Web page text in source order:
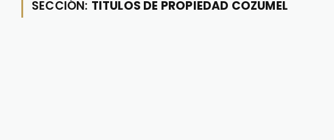
SECCIÓN: TITULOS DE PROPIEDAD COZUMEL